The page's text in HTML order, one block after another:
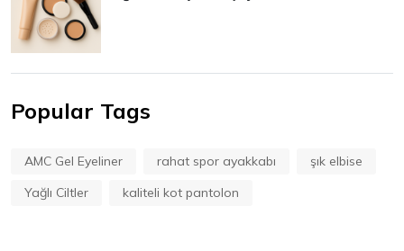
Popular Tags
AMC Gel Eyeliner rahat spor ayakkabı
şık elbise
Yağlı Ciltler
kaliteli kot pantolon